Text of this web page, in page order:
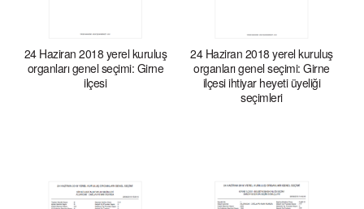
24 Haziran 2018 yerel kuruluş
organları genel seçimi: Girne
ilçesi
24 Haziran 2018 yerel kuruluş
organları genel seçimi: Girne
ilçesi ihtiyar heyeti üyeliği
seçimleri